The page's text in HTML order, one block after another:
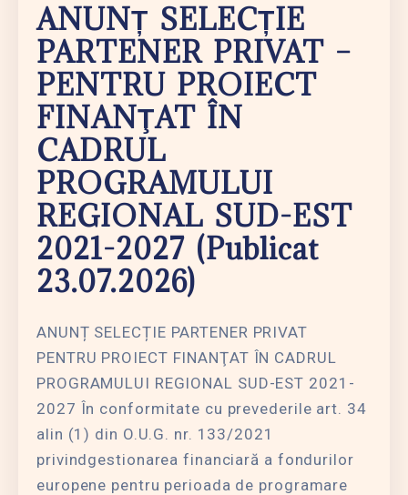
ANUNȚ SELECȚIE
PARTENER PRIVAT –
PENTRU PROIECT
FINANŢAT ÎN
CADRUL
PROGRAMULUI
REGIONAL SUD-EST
2021-2027 (publicat
23.07.2026)
ANUNȚ SELECȚIE PARTENER PRIVAT
PENTRU PROIECT FINANŢAT ÎN CADRUL
PROGRAMULUI REGIONAL SUD-EST 2021-
2027 În conformitate cu prevederile art. 34
alin (1) din O.U.G. nr. 133/2021
privindgestionarea financiară a fondurilor
europene pentru perioada de programare